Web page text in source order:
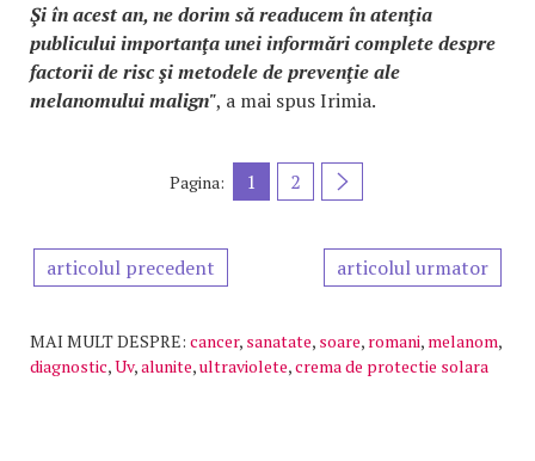
Şi în acest an, ne dorim să readucem în atenţia
publicului importanţa unei informări complete despre
factorii de risc şi metodele de prevenţie ale
melanomului malign", a mai spus Irimia.
Pagina: 1 2
articolul precedent articolul urmator
MAI MULT DESPRE: cancer, sanatate, soare, romani, melanom,
diagnostic,Uv,alunite,ultraviolete,crema de protectie solara